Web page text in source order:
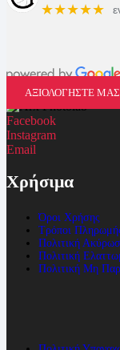
★★★★★
ΑΞΙΟΛΟΓΗΣΤΕ ΜΑΣ
Facebook
Instagram
Email
Χρήσιμα
Όροι Χρήσης
Τρόποι
Πολιτική
Πολιτική
Πολιτική Μη